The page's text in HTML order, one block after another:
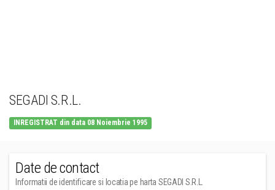
SEGADI S.R.L.
INREGISTRAT din data 08 Noiembrie 1995
Date de contact
Informatii de identificare si locatia pe harta SEGADI S.R.L.